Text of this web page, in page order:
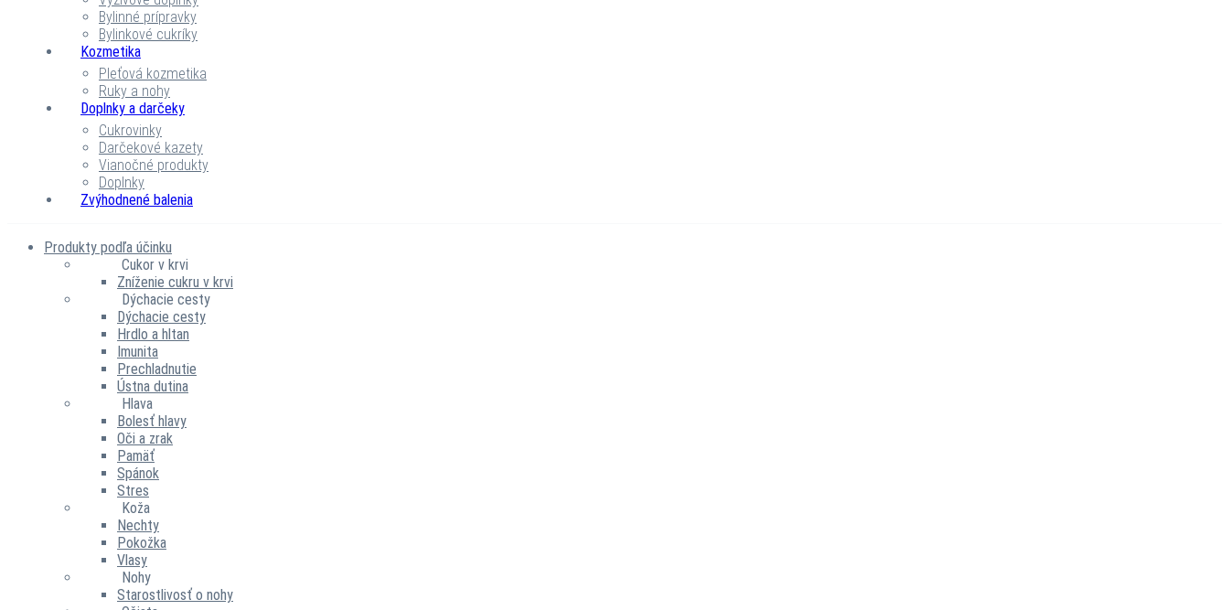
Bylinné prípravky
Bylinkové cukríky
Kozmetika
Pleťová kozmetika
Ruky a nohy
Doplnky a darčeky
Cukrovinky
Darčekové kazety
Vianočné produkty
Doplnky
Zvýhodnené balenia
Produkty podľa účinku
Cukor v krvi
Zníženie cukru v krvi
Dýchacie cesty
Dýchacie cesty
Hrdlo a hltan
Imunita
Prechladnutie
Ústna dutina
Hlava
Bolesť hlavy
Oči a zrak
Pamäť
Spánok
Stres
Koža
Nechty
Pokožka
Vlasy
Nohy
Starostlivosť o nohy